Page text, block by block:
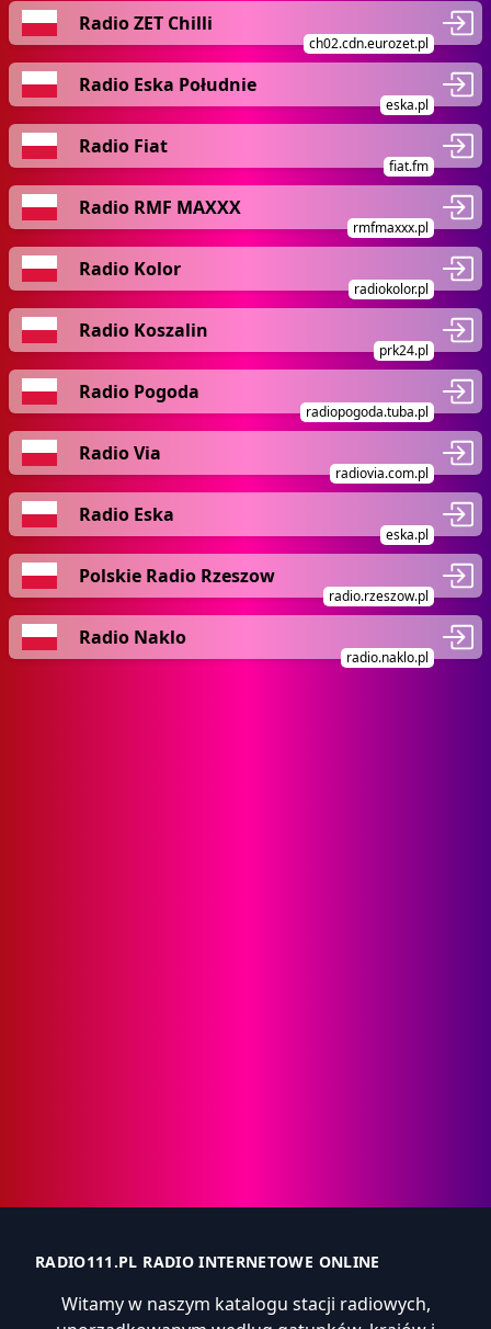
Radio ZET Chilli
ch02.cdn.eurozet.pl
Radio Eska Południe
eska.pl
Radio Fiat
fiat.fm
Radio RMF MAXXX
rmfmaxxx.pl
Radio Kolor
radiokolor.pl
Radio Koszalin
prk24.pl
Radio Pogoda
radiopogoda.tuba.pl
Radio Via
radiovia.com.pl
Radio Eska
eska.pl
Polskie Radio Rzeszow
radio.rzeszow.pl
Radio Naklo
radio.naklo.pl
RADIO111.PL RADIO INTERNETOWE ONLINE
Witamy w naszym katalogu stacji radiowych,